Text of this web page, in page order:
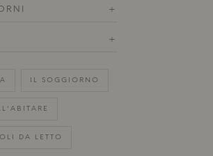
+
+
IL SOGGIORNO
DA LETTO